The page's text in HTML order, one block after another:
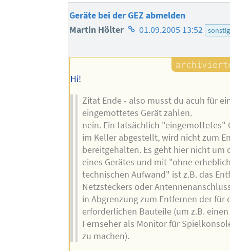
Geräte bei der GEZ abmelden
Martin Hölter Homepage
Autors
01.09.2005 13:52
Hi!
Zitat Ende - also musst du acuh für
eingemottetes Gerät zahlen.
nein. Ein tatsächlich "eingemottetes"
im Keller abgestellt, wird nicht zum
bereitgehalten. Es geht hier nicht um
eines Gerätes und mit "ohne
technischen Aufwand" ist z.B. das
Netzsteckers oder
in Abgrenzung zum Entfernen der für
erforderlichen Bauteile (um z.B.
Fernseher als Monitor für
zu machen).